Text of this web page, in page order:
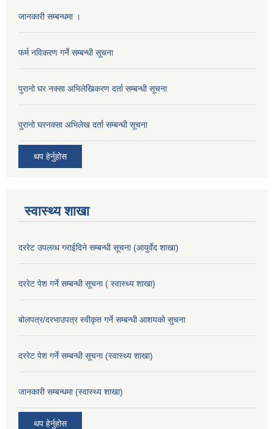
जानकारी सम्बन्धमा ।
फर्म नविकरण गर्ने सम्बन्धी सूचना
पुरानो घर नक्सा अभिलेखिकरण दर्ता सम्बन्धी सूचना
पुरानो घरनक्सा अभिलेख दर्ता सम्बन्धी सूचना
थप हेर्नुहोस
स्वास्थ्य शाखा
दररेट उपलव्ध गराईदिने सम्बन्धी सूचना (आयुर्वेद शाखा)
दररेट पेश गर्ने सम्बन्धी सूचना ( स्वास्थ्य शाखा)
बोलपत्र/दरभाउपत्र स्वीकृत गर्ने सम्बन्धी आशयको सुचना
दररेट पेश गर्ने सम्बन्धी सूचना (स्वास्थ्य शाखा)
जानकारी सम्बन्धमा (स्वास्थ्य शाखा)
थप हेर्नुहोस